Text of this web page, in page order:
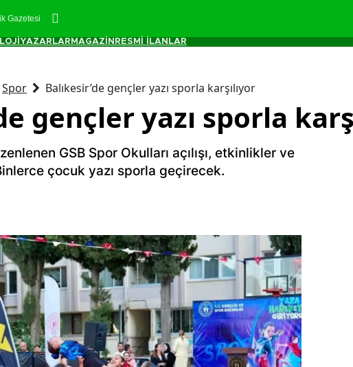
Gazetesi
YAZARLAR MAGAZİN RESMİ İLANLAR
Spor Balıkesir’de gençler yazı sporla karşılıyor
gençler yazı sporla
GSB Spor Okulları açılışı, etkinlikler ve
çocuk yazı sporla geçirecek.